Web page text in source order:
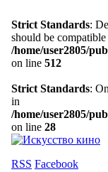
Strict Standards:
should be
/home/user2805/
on line 512
Strict Standards:
in
/home/user2805/
on line 28
RSS Facebook